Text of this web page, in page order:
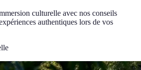
culturelle avec nos conseils
authentiques lors de vos